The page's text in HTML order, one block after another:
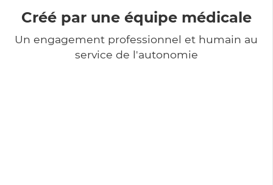
Créé par une équipe médicale
Un engagement professionnel et humain au
service de l'autonomie